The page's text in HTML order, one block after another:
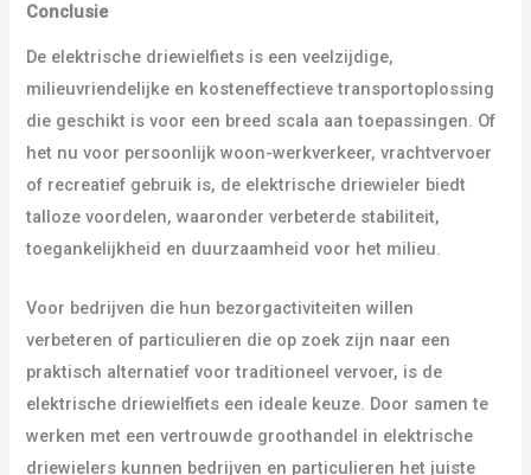
Conclusie
De elektrische driewielfiets is een veelzijdige,
milieuvriendelijke en kosteneffectieve transportoplossing
die geschikt is voor een breed scala aan toepassingen. Of
het nu voor persoonlijk woon-werkverkeer, vrachtvervoer
of recreatief gebruik is, de elektrische driewieler biedt
talloze voordelen, waaronder verbeterde stabiliteit,
toegankelijkheid en duurzaamheid voor het milieu.
Voor bedrijven die hun bezorgactiviteiten willen
verbeteren of particulieren die op zoek zijn naar een
praktisch alternatief voor traditioneel vervoer, is de
elektrische driewielfiets een ideale keuze. Door samen te
werken met een vertrouwde groothandel in elektrische
driewielers kunnen bedrijven en particulieren het juiste